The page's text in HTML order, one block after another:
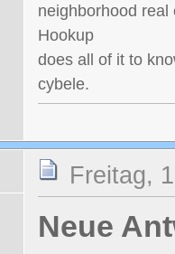
neighborhood
Hookup
does all of it to
cybele.
Freitag,
Neue